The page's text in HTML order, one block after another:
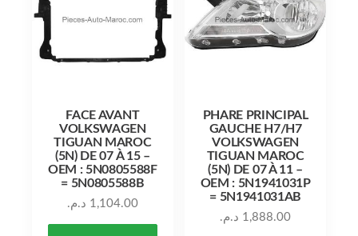
FACE AVANT
VOLKSWAGEN
TIGUAN MAROC
(5N) DE 07 À 15 –
OEM : 5N0805588F
= 5N0805588B
1,104.00 د.م.
PHARE PRINCIPAL
GAUCHE H7/H7
VOLKSWAGEN
TIGUAN MAROC
(5N) DE 07 À 11 –
OEM : 5N1941031P
= 5N1941031AB
1,888.00 د.م.